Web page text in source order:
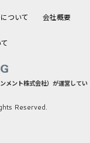
ついて 会社概要
メント株式会社）が運営してい
Reserved.